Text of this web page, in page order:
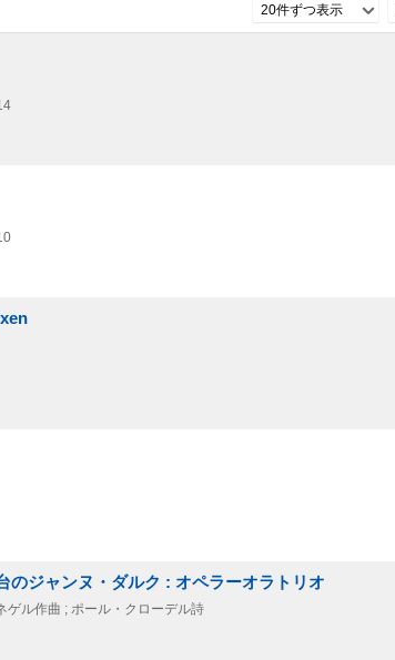
20件ずつ表示
ジャンヌ・ダルク : オペラーオラトリオ
ル作曲 ; ポール・クローデル詩